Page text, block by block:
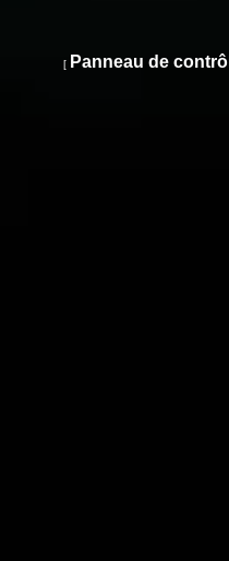
nouveau
sujet
[ Panneau de